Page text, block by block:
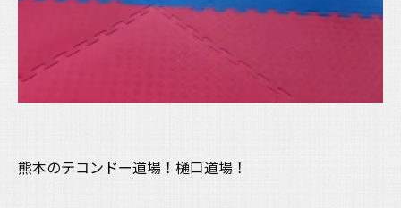
熊本のテコンドー道場！樋口道場！